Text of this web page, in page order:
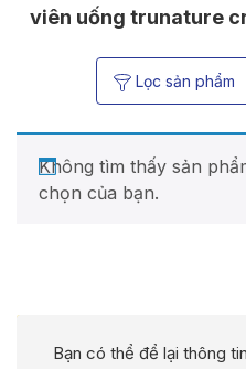
viên uống trunature
Lọc sản phẩm
Không tìm thấy sản
chọn của bạn.
Bạn có thể để lại thông